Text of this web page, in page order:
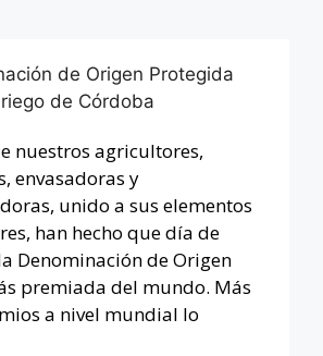
nuestros agricultores,
envasadoras y
unido a sus elementos
han hecho que día de
Denominación de Origen
premiada del mundo. Más
a nivel mundial lo